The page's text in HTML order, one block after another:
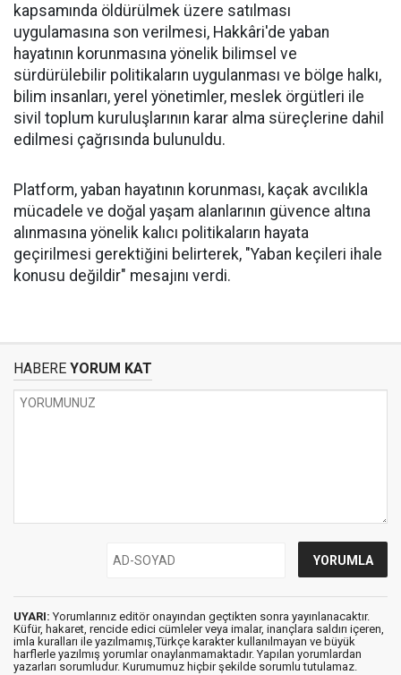
kapsamında öldürülmek üzere satılması
uygulamasına son verilmesi, Hakkâri'de yaban
hayatının korunmasına yönelik bilimsel ve
sürdürülebilir politikaların uygulanması ve bölge halkı,
bilim insanları, yerel yönetimler, meslek örgütleri ile
sivil toplum kuruluşlarının karar alma süreçlerine dahil
edilmesi çağrısında bulunuldu.
Platform, yaban hayatının korunması, kaçak avcılıkla
mücadele ve doğal yaşam alanlarının güvence altına
alınmasına yönelik kalıcı politikaların hayata
geçirilmesi gerektiğini belirterek, "Yaban keçileri ihale
konusu değildir" mesajını verdi.
HABERE YORUM KAT
UYARI: Yorumlarınız editör onayından geçtikten sonra yayınlanacaktır.
Küfür, hakaret, rencide edici cümleler veya imalar, inançlara saldırı içeren,
imla kuralları ile yazılmamış,Türkçe karakter kullanılmayan ve büyük
harflerle yazılmış yorumlar onaylanmamaktadır. Yapılan yorumlardan
yazarları sorumludur. Kurumumuz hiçbir şekilde sorumlu tutulamaz.